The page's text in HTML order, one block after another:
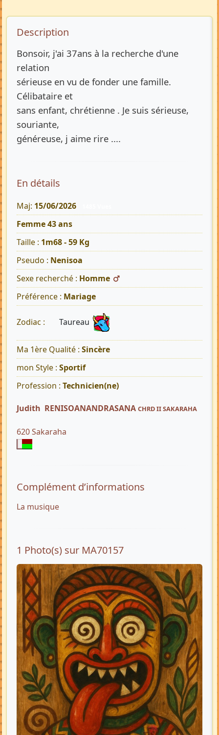
Description de l’annonce
Description
Bonsoir, j'ai 37ans à la recherche d'une
relation
sérieuse en vu de fonder une famille.
Célibataire et
sans enfant, chrétienne . Je suis sérieuse,
souriante,
généreuse, j aime rire ....
En détails
Maj: 15/06/2026
Femme 43 ans
Taille : 1m68 - 59 Kg
Pseudo : Nenisoa
Sexe recherché : Homme
Préférence : Mariage
Zodiac : Taureau
Ma 1ère Qualité : Sincère
mon Style : Sportif
Profession : Technicien(ne)
Judith RENISOANANDRASANA CHRD II SAKARAHA
620 Sakaraha
Complément d’informations
La musique
1 Photo(s) sur MA70157